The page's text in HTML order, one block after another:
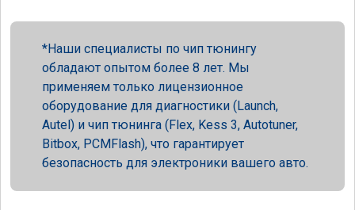
Наши специалисты по чип тюнингу
обладают опытом более 8 лет. Мы
применяем только лицензионное
оборудование для диагностики (Launch,
Autel) и чип тюнинга (Flex, Kess 3, Autotuner,
Bitbox, PCMFlash), что гарантирует
безопасность для электроники вашего авто.